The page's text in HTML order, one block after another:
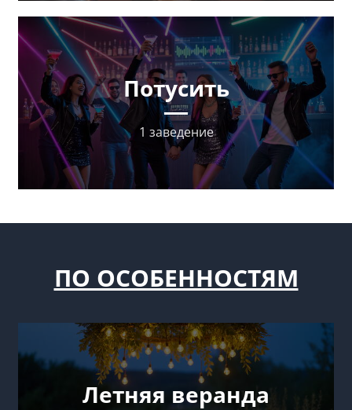
Потусить
1 заведение
ПО ОСОБЕННОСТЯМ
Летняя веранда